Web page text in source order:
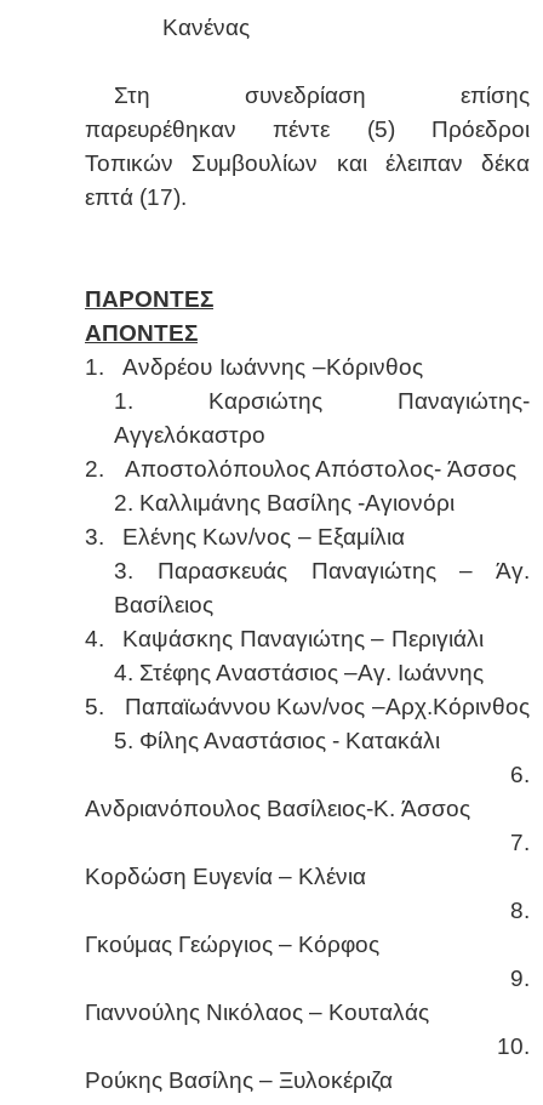
Kανένας
Στη συνεδρίαση επίσης
παρευρέθηκαν πέντε (5) Πρόεδροι
Τοπικών Συμβουλίων και έλειπαν δέκα
επτά (17).
ΠΑΡΟΝΤΕΣ
ΑΠΟΝΤΕΣ
1.
Ανδρέου Ιωάννης –Κόρινθος
1. Καρσιώτης Παναγιώτης-
Αγγελόκαστρο
2.
Αποστολόπουλος Απόστολος- Άσσος
2. Καλλιμάνης Βασίλης -Αγιονόρι
3.
Ελένης Κων/νος – Εξαμίλια
3. Παρασκευάς Παναγιώτης – Άγ.
Βασίλειος
4.
Καψάσκης Παναγιώτης – Περιγιάλι
4. Στέφης Αναστάσιος –Αγ. Ιωάννης
5.
Παπαϊωάννου Κων/νος –Αρχ.Κόρινθος
5. Φίλης Αναστάσιος - Κατακάλι
6.
Ανδριανόπουλος Βασίλειος-K. Άσσος
7.
Κορδώση Ευγενία – Κλένια
8.
Γκούμας Γεώργιος – Κόρφος
9.
Γιαννούλης Νικόλαος – Κουταλάς
10.
Ρούκης Βασίλης – Ξυλοκέριζα